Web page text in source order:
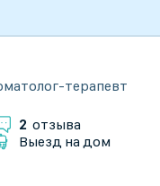
терапевт
2 отзыва
Выезд на дом